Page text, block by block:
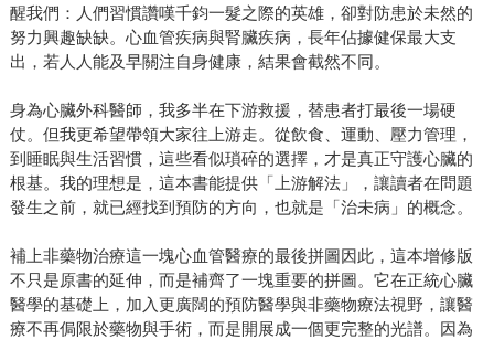
醒我們：人們習慣讚嘆千鈞一髮之際的英雄，卻對防患於未然的
努力興趣缺缺。心血管疾病與腎臟疾病，長年佔據健保最大支
出，若人人能及早關注自身健康，結果會截然不同。
身為心臟外科醫師，我多半在下游救援，替患者打最後一場硬
仗。但我更希望帶領大家往上游走。從飲食、運動、壓力管理，
到睡眠與生活習慣，這些看似瑣碎的選擇，才是真正守護心臟的
根基。我的理想是，這本書能提供「上游解法」，讓讀者在問題
發生之前，就已經找到預防的方向，也就是「治未病」的概念。
補上非藥物治療這一塊心血管醫療的最後拼圖因此，這本增修版
不只是原書的延伸，而是補齊了一塊重要的拼圖。它在正統心臟
醫學的基礎上，加入更廣闊的預防醫學與非藥物療法視野，讓醫
療不再侷限於藥物與手術，而是開展成一個更完整的光譜。因為